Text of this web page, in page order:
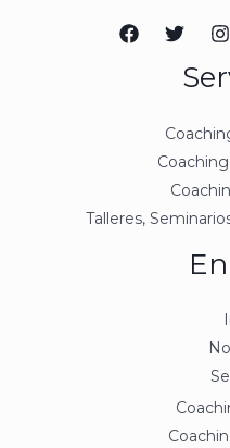
Talleres,